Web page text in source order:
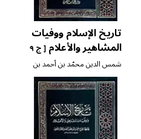
تاريخ الإسلام ووفيات
المشاهير والأعلام
[ ج ٩
]شمس الدين محمّد بن أحمد بن
عثمان الذّهبي